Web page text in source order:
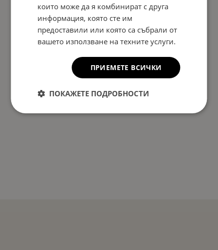
които може да я комбинират с друга
информация, която сте им
предоставили или която са събрали от
вашето използване на техните услуги.
ПРИЕМЕТЕ ВСИЧКИ
ПОКАЖЕТЕ ПОДРОБНОСТИ